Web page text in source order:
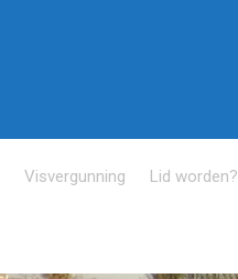
Visvergunning Lid worden?